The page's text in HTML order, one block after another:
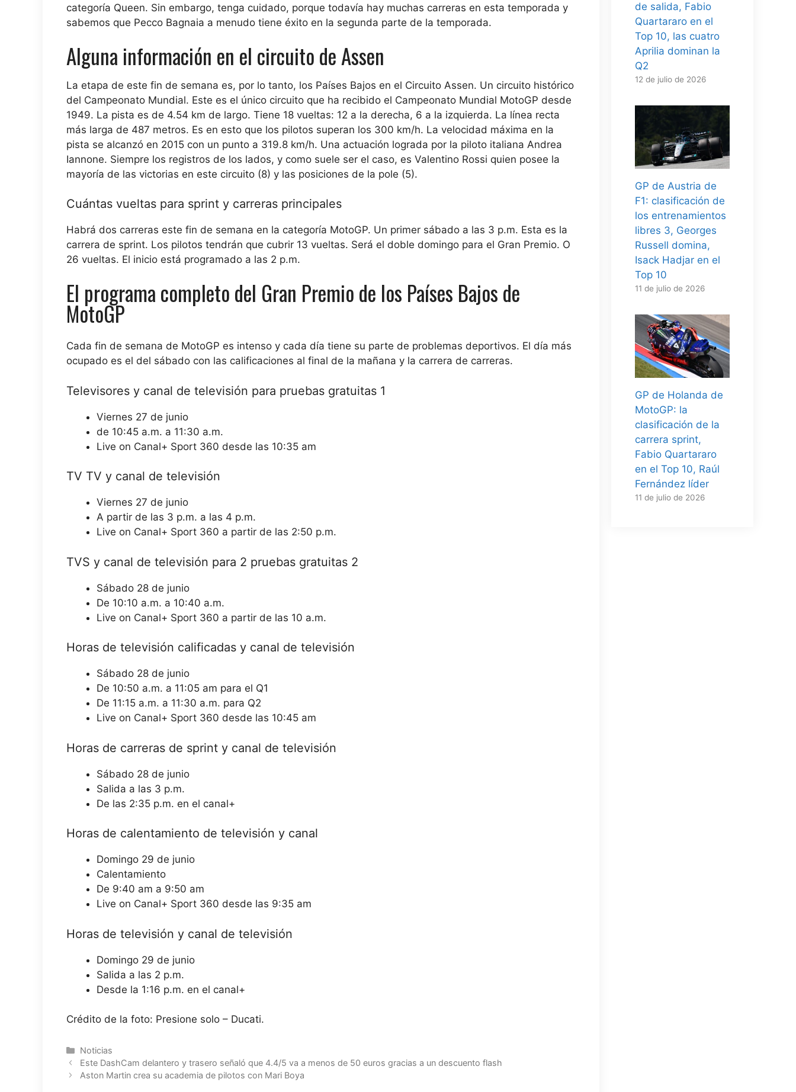
categoría Queen. Sin embargo, tenga cuidado, porque todavía hay muchas carreras en esta temporada y
sabemos que Pecco Bagnaia a menudo tiene éxito en la segunda parte de la temporada.
Alguna información en el circuito de Assen
La etapa de este fin de semana es, por lo tanto, los Países Bajos en el Circuito Assen. Un circuito histórico
del Campeonato Mundial. Este es el único circuito que ha recibido el Campeonato Mundial MotoGP desde
1949. La pista es de 4.54 km de largo. Tiene 18 vueltas: 12 a la derecha, 6 a la izquierda. La línea recta
más larga de 487 metros. Es en esto que los pilotos superan los 300 km/h. La velocidad máxima en la
pista se alcanzó en 2015 con un punto a 319.8 km/h. Una actuación lograda por la piloto italiana Andrea
Iannone. Siempre los registros de los lados, y como suele ser el caso, es Valentino Rossi quien posee la
mayoría de las victorias en este circuito (8) y las posiciones de la pole (5).
Cuántas vueltas para sprint y carreras principales
Habrá dos carreras este fin de semana en la categoría MotoGP. Un primer sábado a las 3 p.m. Esta es la
carrera de sprint. Los pilotos tendrán que cubrir 13 vueltas. Será el doble domingo para el Gran Premio. O
26 vueltas. El inicio está programado a las 2 p.m.
El programa completo del Gran Premio de los Países Bajos de
MotoGP
Cada fin de semana de MotoGP es intenso y cada día tiene su parte de problemas deportivos. El día más
ocupado es el del sábado con las calificaciones al final de la mañana y la carrera de carreras.
Televisores y canal de televisión para pruebas gratuitas 1
Viernes 27 de junio
de 10:45 a.m. a 11:30 a.m.
Live on Canal+ Sport 360 desde las 10:35 am
TV TV y canal de televisión
Viernes 27 de junio
A partir de las 3 p.m. a las 4 p.m.
Live on Canal+ Sport 360 a partir de las 2:50 p.m.
TVS y canal de televisión para 2 pruebas gratuitas 2
Sábado 28 de junio
De 10:10 a.m. a 10:40 a.m.
Live on Canal+ Sport 360 a partir de las 10 a.m.
Horas de televisión calificadas y canal de televisión
Sábado 28 de junio
De 10:50 a.m. a 11:05 am para el Q1
De 11:15 a.m. a 11:30 a.m. para Q2
Live on Canal+ Sport 360 desde las 10:45 am
Horas de carreras de sprint y canal de televisión
Sábado 28 de junio
Salida a las 3 p.m.
De las 2:35 p.m. en el canal+
Horas de calentamiento de televisión y canal
Domingo 29 de junio
Calentamiento
De 9:40 am a 9:50 am
Live on Canal+ Sport 360 desde las 9:35 am
Horas de televisión y canal de televisión
Domingo 29 de junio
Salida a las 2 p.m.
Desde la 1:16 p.m. en el canal+
Crédito de la foto: Presione solo – Ducati.
Categorías
Noticias
Este DashCam delantero y trasero señaló que 4.4/5 va a menos de 50 euros gracias a un descuento flash
Aston Martin crea su academia de pilotos con Mari Boya
de salida, Fabio
Quartararo en el
Top 10, las cuatro
Aprilia dominan la
Q2
12 de julio de 2026
GP de Austria de
F1: clasificación de
los entrenamientos
libres 3, Georges
Russell domina,
Isack Hadjar en el
Top 10
11 de julio de 2026
GP de Holanda de
MotoGP: la
clasificación de la
carrera sprint,
Fabio Quartararo
en el Top 10, Raúl
Fernández líder
11 de julio de 2026